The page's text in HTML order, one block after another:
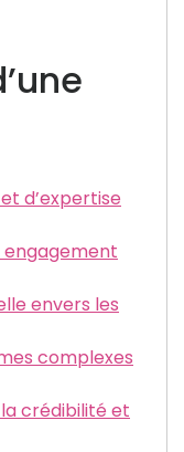
d’expertise
engagement
envers les
complexes
crédibilité et